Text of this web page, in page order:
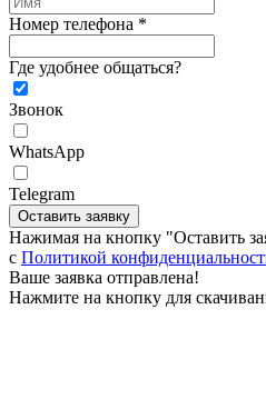
Номер телефона *
Где удобнее общаться?
Звонок
WhatsApp
Telegram
Оставить заявку
Нажимая на кнопку "Оставить
c Политикой
Ваше заявка отправлена!
Нажмите на кнопку для